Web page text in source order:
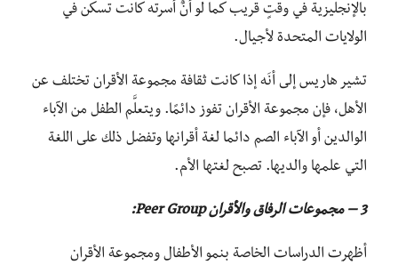
بالإنجليزية في وقتٍ قريب كما لو أنٌَ أسرته كانت تسكن في
الولايات المتحدة لأجيال.
تشير هاريس إلى أنَه إذا كانت ثقافة مجموعة الأقران تختلف عن
الأهل، فإن مجموعة الأقران تفوز دائمًا. ويتعلَّم الطفل من الآباء
الوالدين أو الآباء الصم دائما لغة أقرانها وتفضل ذلك على اللغة
التي علمها والديها. تصبح لغتها الأم.
3 – مجموعات الرفاق والأقران Peer Group:
أظهرت الدراسات الخاصة بنمو الأطفال ومجموعة الأقران